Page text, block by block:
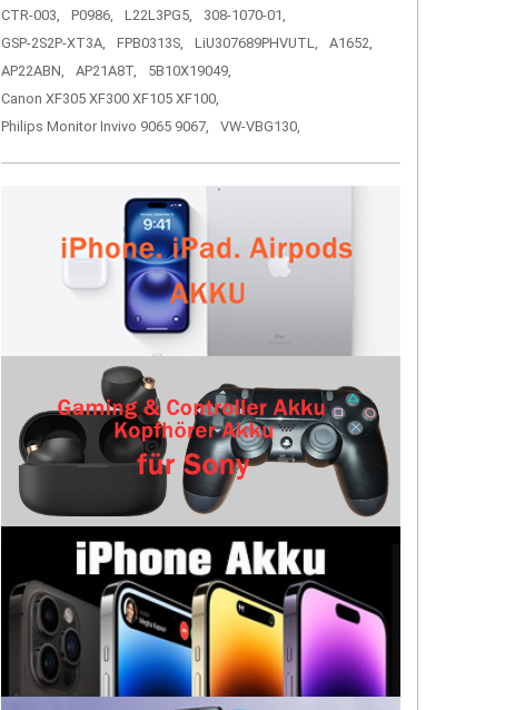
CTR-003,
P0986, L22L3PG5,
308-1070-01,
GSP-2S2P-XT3A,
FPB0313S, LiU307689PHVUTL,
A1652,
AP22ABN,
AP21A8T,
5B10X19049,
Canon XF305 XF300 XF105 XF100,
Philips Monitor Invivo 9065 9067,
VW-VBG130,